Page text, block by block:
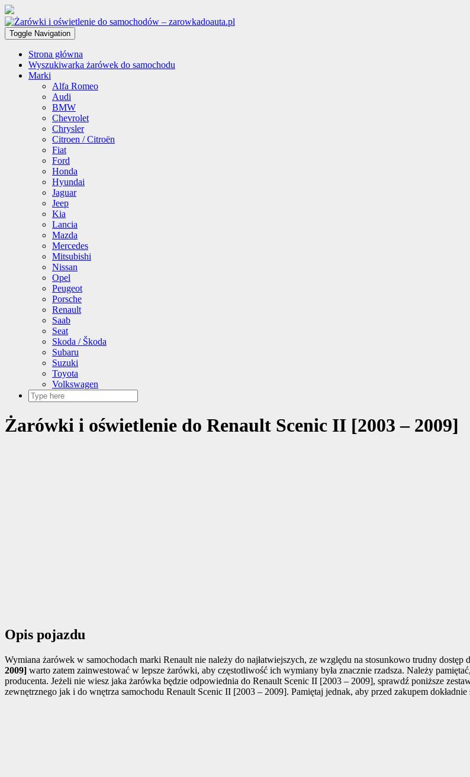
Toggle Navigation
Strona główna
Wyszukiwarka żarówek do samochodu
Marki
Alfa Romeo
Audi
BMW
Chevrolet
Chrysler
Citroen / Citroën
Fiat
Ford
Honda
Hyundai
Jaguar
Jeep
Kia
Lancia
Mazda
Mercedes
Mitsubishi
Nissan
Opel
Peugeot
Porsche
Renault
Saab
Seat
Skoda / Škoda
Subaru
Suzuki
Toyota
Volkswagen
Żarówki i oświetlenie do Renault Scenic II [2003 – 2009]
Opis pojazdu
Wymiana żarówek w samochodach marki Renault nie należy do najłatwiejszych, ze względu na stosunkowo trudny
2009] warto zatem zainwestować w lepsze żarówki, aby częstotliwość ich wymiany była znacznie rzadsza. Należy
producenta. Jeżeli nie wiesz jaka żarówka będzie odpowiednia do Renault Scenic II [2003 – 2009], sprawdź poniższe
zewnętrznego jak i do wnętrza samochodu Renault Scenic II [2003 – 2009]. Pamiętaj jednak, aby przed zakupem